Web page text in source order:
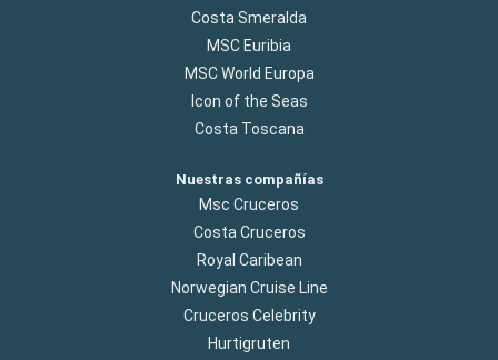
Costa Smeralda
MSC Euribia
MSC World Europa
Icon of the Seas
Costa Toscana
Nuestras compañías
Msc Cruceros
Costa Cruceros
Royal Caribean
Norwegian Cruise Line
Cruceros Celebrity
Hurtigruten